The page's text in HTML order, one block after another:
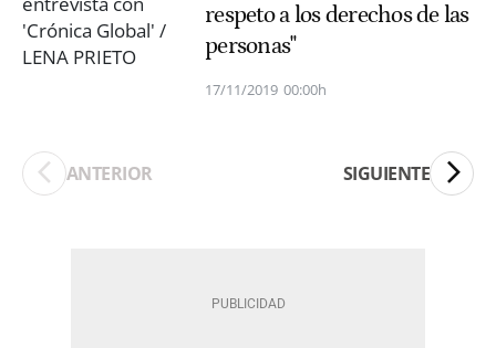
respeto a los derechos de las
personas"
17/11/2019 00:00h
ANTERIOR SIGUIENTE